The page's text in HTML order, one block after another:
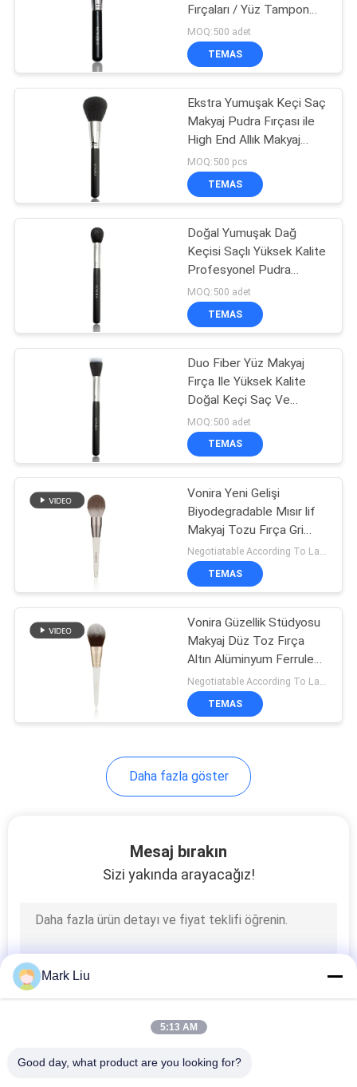
Fırçaları / Yüz Tampon
Fırçası
MOQ:500 adet
TEMAS
Ekstra Yumuşak Keçi Saç
Makyaj Pudra Fırçası ile
High End Allık Makyaj
Fırçası
MOQ:500 pcs
TEMAS
Doğal Yumuşak Dağ
Keçisi Saçlı Yüksek Kalite
Profesyonel Pudra
Fırçası
MOQ:500 adet
TEMAS
Duo Fiber Yüz Makyaj
Fırça Ile Yüksek Kalite
Doğal Keçi Saç Ve
Vegan Taklon
MOQ:500 adet
TEMAS
Vonira Yeni Gelişi
Biyodegradable Mısır lif
Makyaj Tozu Fırça Gri
Alüminyum Ferrule Eco
Freindly Ahşap El
Negotiatable According To Large Quantity MOQ:1000 adet
TEMAS
Vonira Güzellik Stüdyosu
Makyaj Düz Toz Fırça
Altın Alüminyum Ferrule
Kırmızı Kırmızı Kırmızı
Kırmızı Kırmızı Kırmızı
Kırmızı Kırmızı
Negotiatable According To Large Quantity MOQ:1000 parça
TEMAS
Daha fazla göster
Mesaj bırakın
Sizi yakında arayacağız!
Mark Liu
5:13 AM
Good day, what product are you looking for?